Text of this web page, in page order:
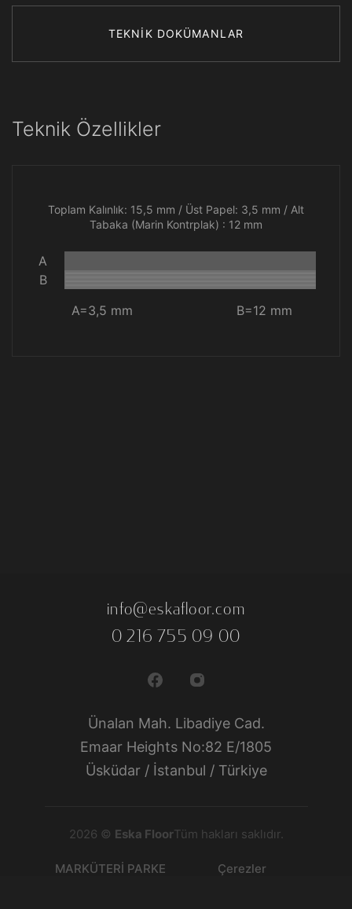
TEKNİK DOKÜMANLAR
Teknik Özellikler
Toplam Kalınlık: 15,5 mm / Üst Papel: 3,5 mm / Alt
Tabaka (Marin Kontrplak) : 12 mm
A
B
A=3,5 mm
B=12 mm
info@eskafloor.com
0 216 755 09 00
Ünalan Mah. Libadiye Cad.
Emaar Heights No:82 E/1805
Üsküdar / İstanbul / Türkiye
2026 © Eska FloorTüm hakları saklıdır.
MARKÜTERİ PARKE
Çerezler